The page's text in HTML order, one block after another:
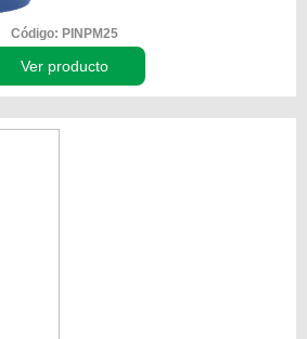
Código: PINPM25
Ver producto